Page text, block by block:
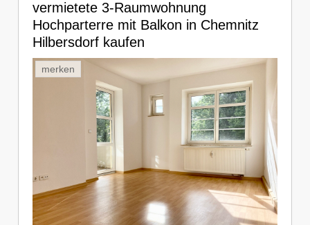
vermietete 3-Raumwohnung
Hochparterre mit Balkon in Chemnitz
Hilbersdorf kaufen
merken